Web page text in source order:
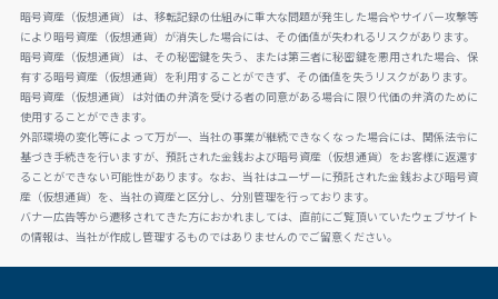
暗号資産（仮想通貨）は、移転記録の仕組みに重大な問題が発生した場合やサイバー攻撃等
により暗号資産（仮想通貨）が消失した場合には、その価値が失われるリスクがあります。
暗号資産（仮想通貨）は、その秘密鍵を失う、または第三者に秘密鍵を悪用された場合、保
有する暗号資産（仮想通貨）を利用することができず、その価値を失うリスクがあります。
暗号資産（仮想通貨）は対価の弁済を受ける者の同意がある場合に限り代価の弁済のために
使用することができます。
外部環境の変化等によって万が一、当社の事業が継続できなくなった場合には、関係法令に
基づき手続きを行いますが、預託された金銭および暗号資産（仮想通貨）をお客様に返還す
ることができない可能性があります。なお、当社はユーザーに預託された金銭および暗号資
産（仮想通貨）を、当社の資産と区分し、分別管理を行っております。
バナー広告等から遷移されてきた方におかれましては、直前にご覧頂いていたウェブサイト
の情報は、当社が作成し管理するものではありませんのでご留意ください。